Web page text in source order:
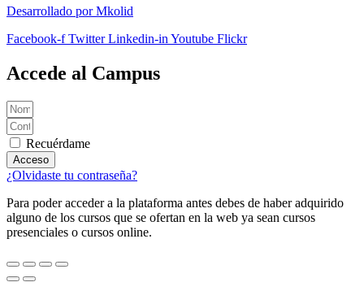
Desarrollado por Mkolid
Facebook-f Twitter Linkedin-in Youtube Flickr
Accede al Campus
Recuérdame
Acceso
¿Olvidaste tu contraseña?
Para poder acceder a la plataforma antes debes de haber adquirido
alguno de los cursos que se ofertan en la web ya sean cursos
presenciales o cursos online.